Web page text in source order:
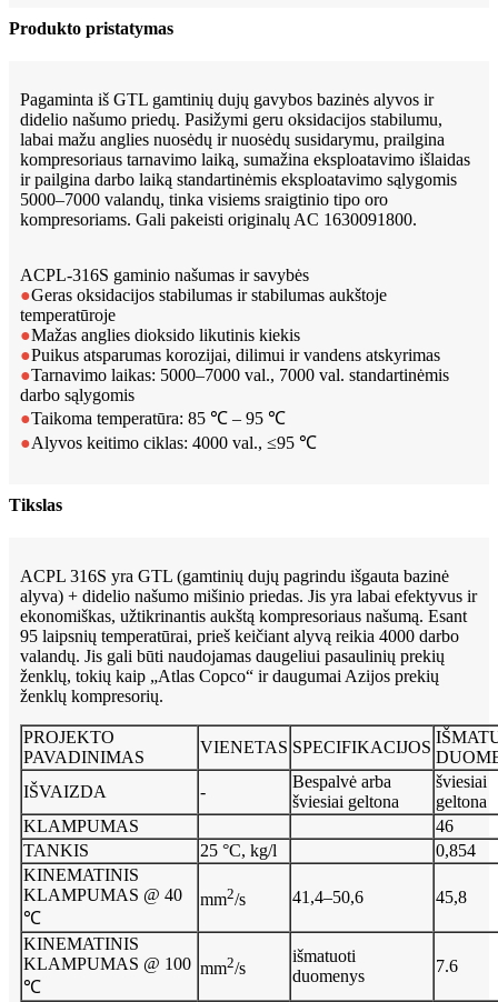
Produkto pristatymas
Pagaminta iš GTL gamtinių dujų gavybos bazinės alyvos ir
didelio našumo priedų. Pasižymi geru oksidacijos stabilumu,
labai mažu anglies nuosėdų ir nuosėdų susidarymu, prailgina
kompresoriaus tarnavimo laiką, sumažina eksploatavimo išlaidas
ir pailgina darbo laiką standartinėmis eksploatavimo sąlygomis
5000–7000 valandų, tinka visiems sraigtinio tipo oro
kompresoriams. Gali pakeisti originalų AC 1630091800.
ACPL-316S gaminio našumas ir savybės
●Geras oksidacijos stabilumas ir stabilumas aukštoje
temperatūroje
●Mažas anglies dioksido likutinis kiekis
●Puikus atsparumas korozijai, dilimui ir vandens atskyrimas
●Tarnavimo laikas: 5000–7000 val., 7000 val. standartinėmis
darbo sąlygomis
●Taikoma temperatūra: 85 ℃ – 95 ℃
●Alyvos keitimo ciklas: 4000 val., ≤95 ℃
Tikslas
ACPL 316S yra GTL (gamtinių dujų pagrindu išgauta bazinė
alyva) + didelio našumo mišinio priedas. Jis yra labai efektyvus ir
ekonomiškas, užtikrinantis aukštą kompresoriaus našumą. Esant
95 laipsnių temperatūrai, prieš keičiant alyvą reikia 4000 darbo
valandų. Jis gali būti naudojamas daugeliui pasaulinių prekių
ženklų, tokių kaip „Atlas Copco“ ir daugumai Azijos prekių
ženklų kompresorių.
PROJEKTO
PAVADINIMAS
VIENETAS SPECIFIKACIJOS
IŠVAIZDA
-
Bespalvė arba
šviesiai geltona
šviesiai
geltona
KLAMPUMAS
46
TANKIS
25 °C, kg/l
0,854
KINEMATINIS
KLAMPUMAS @ 40
℃
mm2/s 41,4–50,6 45,8
KINEMATINIS
KLAMPUMAS @ 100
℃
mm2/s
išmatuoti
duomenys
7.6